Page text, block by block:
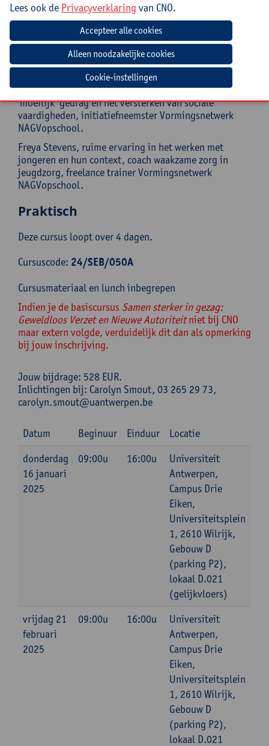
Hen raden we aan om vooraf een schoolteam te zoeken
waarin ze met NAGV aan de slag mogen gaan.
Begeleiding
Hilde Leonard, zelfstandig nascholer, gespecialiseerd
in omgaan mét en voorkomen vàn allerlei vormen van
‘moeilijk’ gedrag en het versterken van sociale
vaardigheden, initiatiefneemster Vormingsnetwerk
NAGVopschool.
Freya Stevens, ruime ervaring in het werken met
jongeren en hun context, coach waakzame zorg in
jeugdzorg, freelance trainer Vormingsnetwerk
NAGVopschool.
Praktisch
Deze cursus loopt over 4 dagen.
Cursuscode: 24/SEB/050A
Cursusmateriaal en lunch inbegrepen
Indien je de basiscursus Samen sterker in gezag:
Geweldloos Verzet en Nieuwe Autoriteitniet bij CNO
maar extern volgde, verduidelijk dit dan als opmerking
bij jouw inschrijving.
Jouw bijdrage: 528 EUR.
Inlichtingen bij: Carolyn Smout, 03 265 29 73,
carolyn.smout@uantwerpen.be
Datum Beginuur Einduur
Locatie
donderdag
16 januari
2025
09:00u 16:00u
Universiteit
Antwerpen,
Campus Drie
Eiken,
Universiteitsplein
1, 2610 Wilrijk,
Gebouw D
(parking P2),
lokaal D.021
(gelijkvloers)
vrijdag 21
februari
2025
09:00u 16:00u
Universiteit
Antwerpen,
Campus Drie
Eiken,
Universiteitsplein
1, 2610 Wilrijk,
Gebouw D
(parking P2),
lokaal D.021
Lees ook de Privacyverklaring van CNO.
Cookie-instellingen